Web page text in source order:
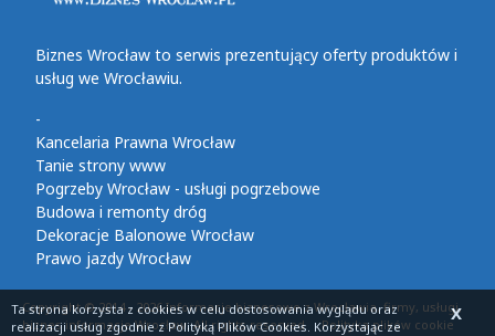
Biznes Wrocław to serwis prezentujący oferty produktów i
usług we Wrocławiu.
-
Kancelaria Prawna Wrocław
Tanie strony www
Pogrzeby Wrocław - usługi pogrzebowe
Budowa i remonty dróg
Dekoracje Balonowe Wrocław
Prawo jazdy Wrocław
Copyright © 2014 - 2026 Informacje biznesowe z Wrocławia, firmy, usługi,
biznes informacje Wrocław. All rights reservedPolityka plików cookieX
Ta strona korzysta z cookiesw celu dostosowania wyglądu oraz
realizacji usług zgodnie zPolityką Plików Cookies. Korzystając ze